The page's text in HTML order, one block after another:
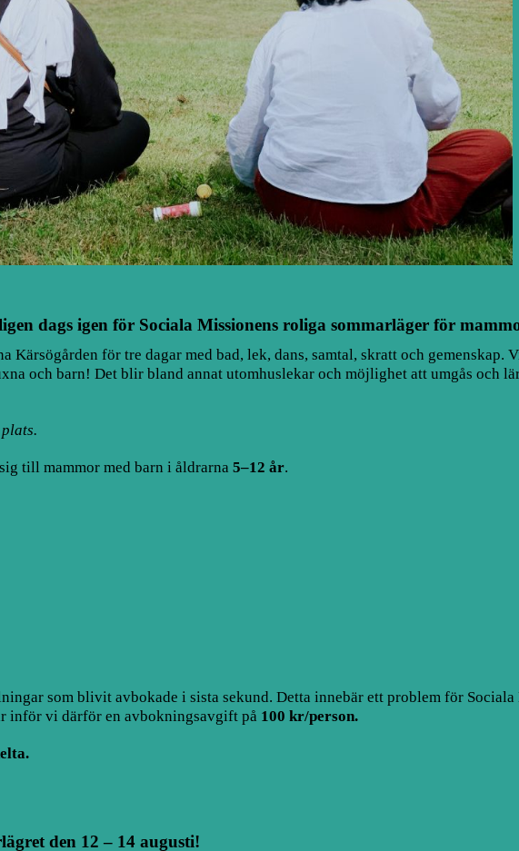
dags igen för Sociala Missionens roliga sommarläger för
Kärsögården för tre dagar med bad, lek, dans, samtal, skratt och gemenskap.
och barn! Det blir bland annat utomhuslekar och möjlighet att umgås och
till mammor med barn i åldrarna 5–12 år.
som blivit avbokade i sista sekund. Detta innebär ett problem för Sociala
inför vi därför en avbokningsavgift på 100 kr/person.
den 12 – 14 augusti!